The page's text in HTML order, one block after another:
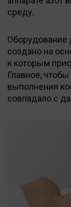
среду.
Оборудование
создано на
к которым
Главное,
выполнения
совпадало с